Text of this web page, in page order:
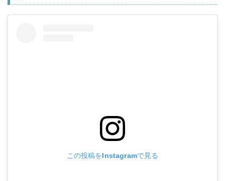
この投稿をInstagramで見る